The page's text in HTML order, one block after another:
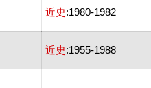
近史:1980-1982
近史:1955-1988